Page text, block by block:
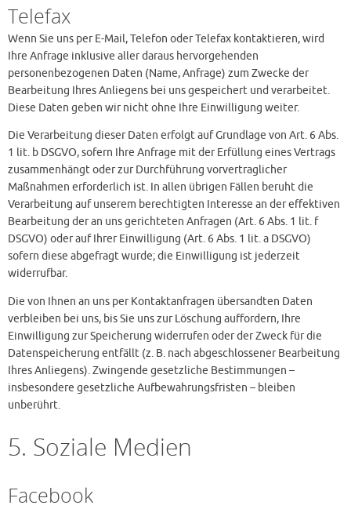
Telefax
Wenn Sie uns per E-Mail, Telefon oder Telefax kontaktieren, wird
Ihre Anfrage inklusive aller daraus hervorgehenden
personenbezogenen Daten (Name, Anfrage) zum Zwecke der
Bearbeitung Ihres Anliegens bei uns gespeichert und verarbeitet.
Diese Daten geben wir nicht ohne Ihre Einwilligung weiter.
Die Verarbeitung dieser Daten erfolgt auf Grundlage von Art. 6 Abs.
1 lit. b DSGVO, sofern Ihre Anfrage mit der Erfüllung eines Vertrags
zusammenhängt oder zur Durchführung vorvertraglicher
Maßnahmen erforderlich ist. In allen übrigen Fällen beruht die
Verarbeitung auf unserem berechtigten Interesse an der effektiven
Bearbeitung der an uns gerichteten Anfragen (Art. 6 Abs. 1 lit. f
DSGVO) oder auf Ihrer Einwilligung (Art. 6 Abs. 1 lit. a DSGVO)
sofern diese abgefragt wurde; die Einwilligung ist jederzeit
widerrufbar.
Die von Ihnen an uns per Kontaktanfragen übersandten Daten
verbleiben bei uns, bis Sie uns zur Löschung auffordern, Ihre
Einwilligung zur Speicherung widerrufen oder der Zweck für die
Datenspeicherung entfällt (z. B. nach abgeschlossener Bearbeitung
Ihres Anliegens). Zwingende gesetzliche Bestimmungen –
insbesondere gesetzliche Aufbewahrungsfristen – bleiben
unberührt.
5. Soziale Medien
Facebook